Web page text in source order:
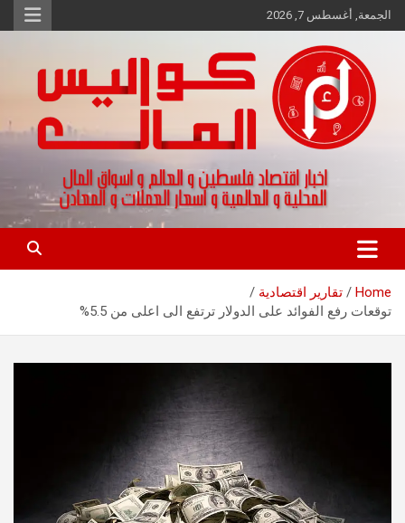
Skip
to
الجمعة, أغسطس 7, 2026
كواليس المال
اخبار اقتصاد فلسطين و العالم و تقارير اسواق المال و العملات
Home
تقارير اقتصادية
توقعات رفع الفوائد على الدولار ترتفع الى اعلى من 5.5%